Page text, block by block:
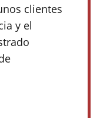
clientes
y el